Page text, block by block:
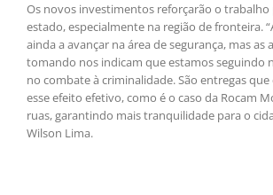
Os novos investimentos reforçarão o
estado, especialmente na região de fronteira.
ainda a avançar na área de segurança, mas as
tomando nos indicam que estamos seguindo
no combate à criminalidade. São entregas
esse efeito efetivo, como é o caso da Rocam
ruas, garantindo mais tranquilidade para o
Wilson Lima.